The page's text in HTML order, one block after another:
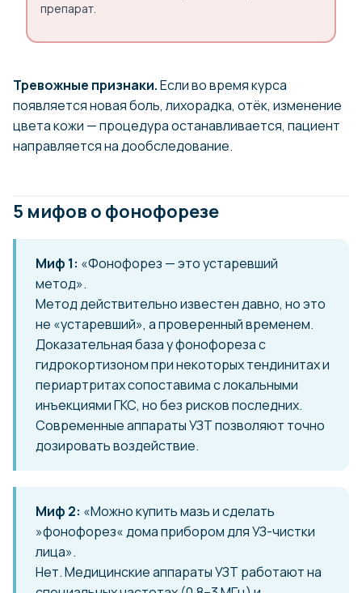
препарат.
Тревожные признаки.Если во время курса
появляется новая боль, лихорадка, отёк, изменение
цвета кожи — процедура останавливается, пациент
направляется на дообследование.
5 мифов о фонофорезе
Миф 1: «Фонофорез — это устаревший
метод».
Метод действительно известен давно, но это
не «устаревший», а проверенный временем.
Доказательная база у фонофореза с
гидрокортизоном при некоторых тендинитах и
периартритах сопоставима с локальными
инъекциями ГКС, но без рисков последних.
Современные аппараты УЗТ позволяют точно
дозировать воздействие.
Миф 2: «Можно купить мазь и сделать
»фонофорез« дома прибором для УЗ-чистки
лица».
Нет. Медицинские аппараты УЗТ работают на